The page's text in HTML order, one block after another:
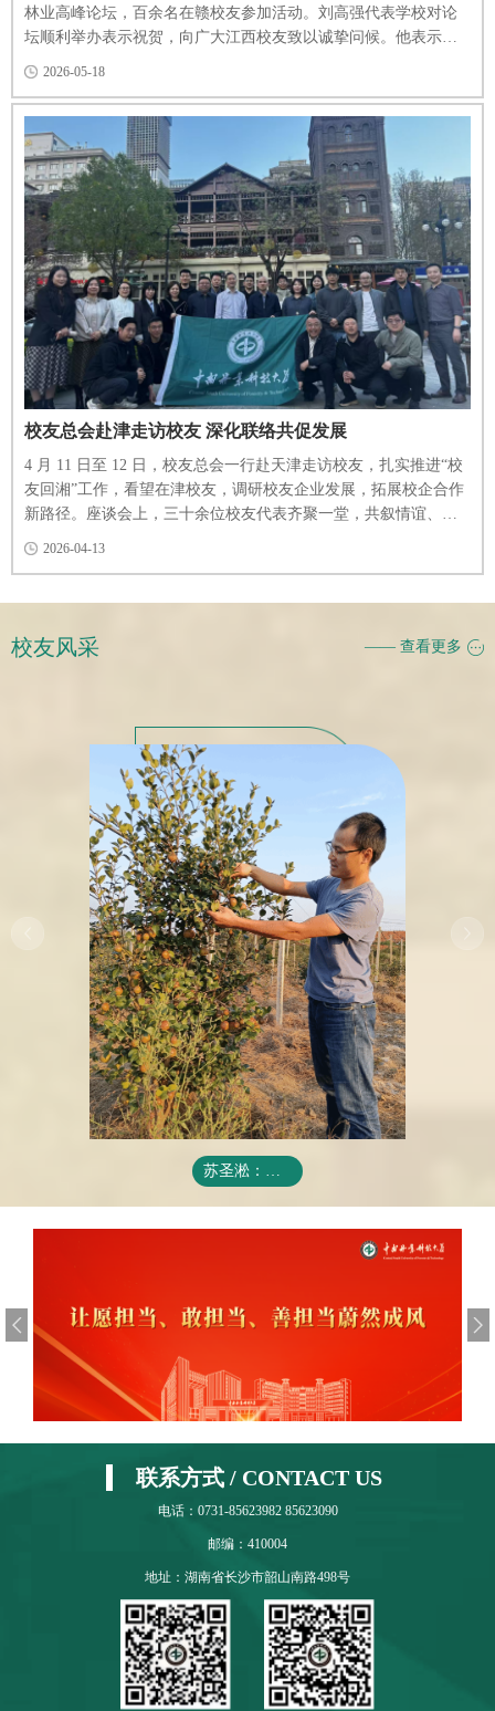
林业高峰论坛，百余名在赣校友参加活动。刘高强代表学校对论
坛顺利举办表示祝贺，向广大江西校友致以诚挚问候。他表示，
业高等教育发展之路。近年来，在党委书记吴义强院士带领下，
学校人才引育成效显著、学科建设进位争先、平台建设能级跃
升、科学研究成果丰硕、...
2026-05-18
校友总会赴津走访校友 深化联络共促发展
4 月 11 日至 12 日，校友总会一行赴天津走访校友，扎实推进“校
友回湘”工作，看望在津校友，调研校友企业发展，拓展校企合作
新路径。座谈会上，三十余位校友代表齐聚一堂，共叙情谊、共
以这种方式表达了对母校的深情祝福。...
2026-04-13
校友风采 —— 查看更多
联系方式 / CONTACT US
电话：0731-85623982 85623090
邮编：410004
地址：湖南省长沙市韶山南路498号